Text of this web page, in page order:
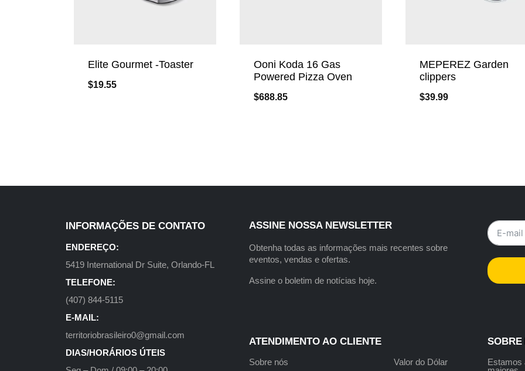
Elite Gourmet -Toaster
$19.55
Ooni Koda 16 Gas
Powered Pizza Oven
$688.85
MEPEREZ Garden
clippers
$39.99
INFORMAÇÕES DE CONTATO
ENDEREÇO:
5419 International Dr Suite, Orlando-FL
TELEFONE:
(407) 844-5115
E-MAIL:
territoriobrasileiro0@gmail.com
DIAS/HORÁRIOS ÚTEIS
ASSINE NOSSA NEWSLETTER
Obtenha todas as informações mais recentes sobre
eventos, vendas e ofertas.
Assine o boletim de notícias hoje.
ATENDIMENTO AO CLIENTE
Sobre nós Valor do Dólar
SOBRE